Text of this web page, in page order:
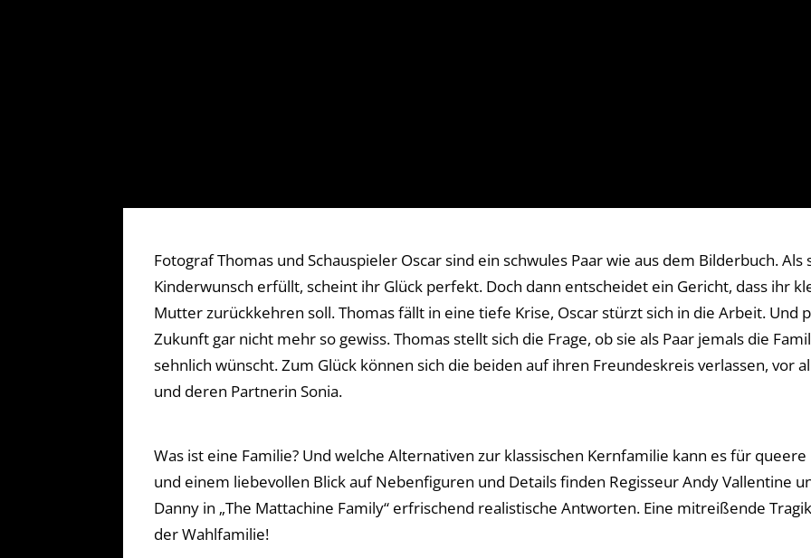
Fotograf Thomas und Schauspieler Oscar sind ein schwules Paar wie aus dem Bilderbuch.
Kinderwunsch erfüllt, scheint ihr Glück perfekt. Doch dann entscheidet ein Gericht, dass ihr
Mutter zurückkehren soll. Thomas fällt in eine tiefe Krise, Oscar stürzt sich in die Arbeit. Und
Zukunft gar nicht mehr so gewiss. Thomas stellt sich die Frage, ob sie als Paar jemals die
sehnlich wünscht. Zum Glück können sich die beiden auf ihren Freundeskreis verlassen, vor
und deren Partnerin Sonia.
Was ist eine Familie? Und welche Alternativen zur klassischen Kernfamilie kann es für
und einem liebevollen Blick auf Nebenfiguren und Details finden Regisseur Andy Vallentine
Danny in „The Mattachine Family“ erfrischend realistische Antworten. Eine mitreißende
der Wahlfamilie!